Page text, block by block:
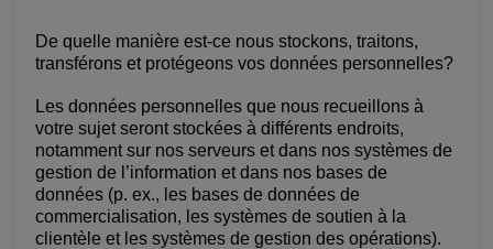
De quelle manière est-ce nous stockons, traitons,
transférons et protégeons vos données personnelles?
Les données personnelles que nous recueillons à
votre sujet seront stockées à différents endroits,
notamment sur nos serveurs et dans nos systèmes de
gestion de l’information et dans nos bases de
données (p. ex., les bases de données de
commercialisation, les systèmes de soutien à la
clientèle et les systèmes de gestion des opérations).